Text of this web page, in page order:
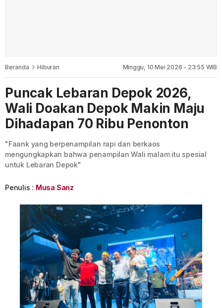
Beranda Hiburan Minggu, 10 Mei 2026 - 23:55 WIB
Puncak Lebaran Depok 2026,
Wali Doakan Depok Makin Maju
Dihadapan 70 Ribu Penonton
"Faank yang berpenampilan rapi dan berkaos
mengungkapkan bahwa penampilan Wali malam itu spesial
untuk Lebaran Depok"
Penulis : Musa Sanz